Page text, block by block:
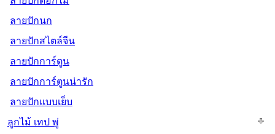
ลายปักนก
ลายปักสไตล์จีน
ลายปักการ์ตูน
ลายปักการ์ตูนน่ารัก
ลายปักแบบเย็บ
ลูกไม้ เทป พู่